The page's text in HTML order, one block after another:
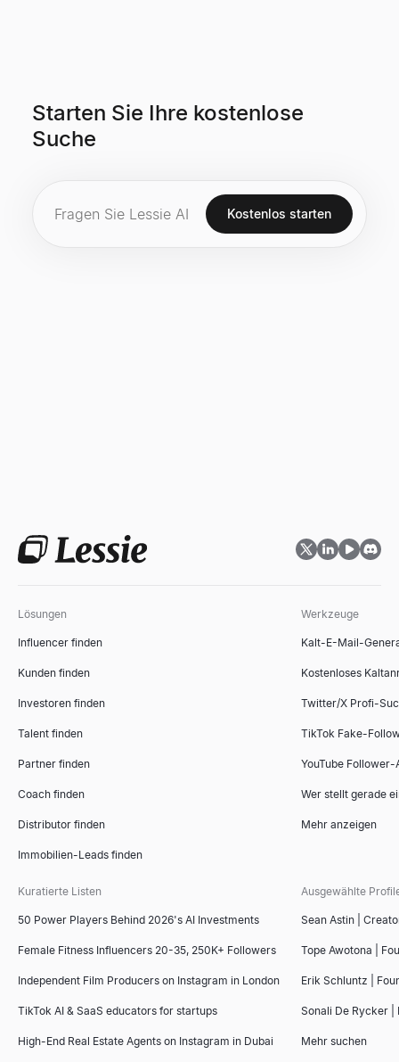
Starten Sie Ihre kostenlose
Suche
Kostenlos starten
Lösungen
Influencer finden
Kunden finden
Investoren finden
Talent finden
Partner finden
Coach finden
Distributor finden
Immobilien-Leads finden
Werkzeuge
Kalt-E-Mail-
Kostenloses
Twitter/X Profi-
TikTok Fake-
YouTube Follower-
Wer stellt gerade
Mehr anzeigen
Kuratierte Listen
50 Power Players Behind 2026's AI Investments
Female Fitness Influencers 20-35, 250K+ Followers
Independent Film Producers on Instagram in London
TikTok AI & SaaS educators for startups
High-End Real Estate Agents on Instagram in Dubai
Ausgewählte
Sean Astin |
Tope Awotona |
Erik Schluntz |
Sonali De Rycker |
Mehr suchen